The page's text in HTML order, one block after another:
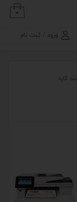
ورود ثبت نام
۰
کاره